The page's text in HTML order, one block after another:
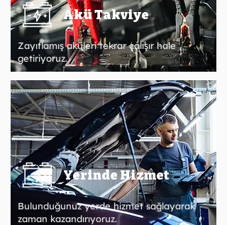
Akü Takviye
Zayıflamış aküleri tekrar çalışır hale
getiriyoruz.
Yerinde Hizmet
Bulunduğunuz yerde hizmet sağlayarak
zaman kazandırıyoruz.